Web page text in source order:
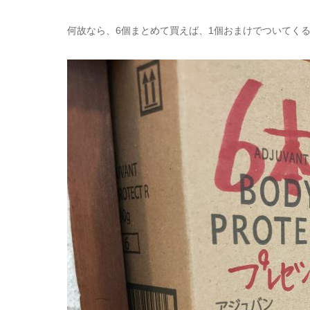
何故なら、6個まとめて買えば、1個おまけでついてく